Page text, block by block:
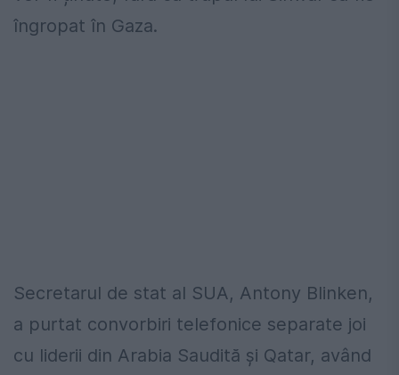
îngropat în Gaza.
Secretarul de stat al SUA, Antony Blinken,
a purtat convorbiri telefonice separate joi
cu liderii din Arabia Saudită și Qatar, având